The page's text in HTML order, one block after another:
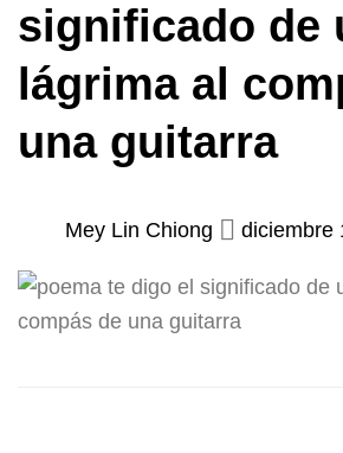
significado de
lágrima al
una guitarra
Mey Lin Chiong diciembre